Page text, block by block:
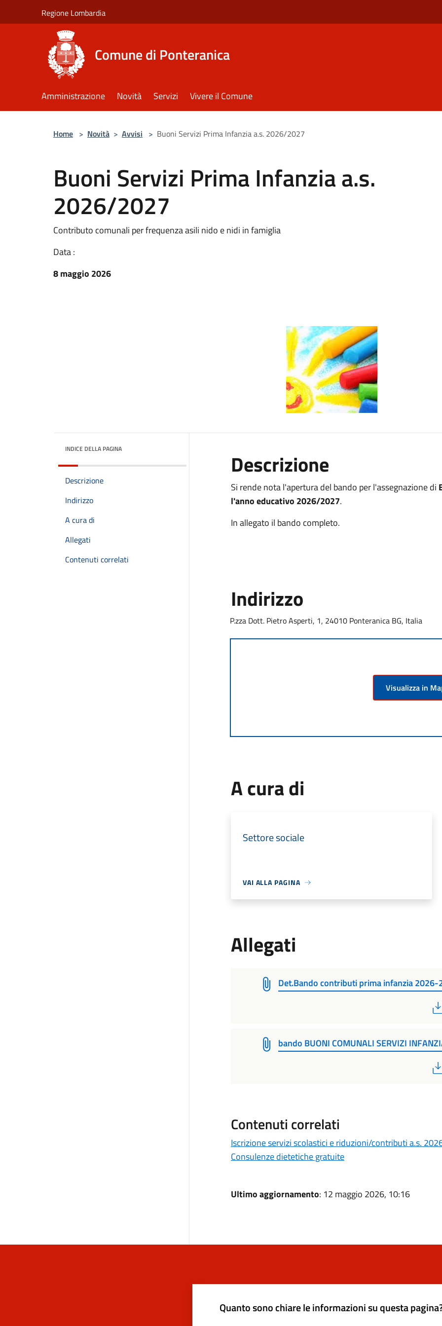
Regione Lombardia
Comune di Ponteranica
Amministrazione Novità Servizi Vivere il Comune
Home > Novità > Avvisi > Buoni Servizi Prima Infanzia a.s. 2026/2027
Buoni Servizi Prima Infanzia a.s.
2026/2027
Contributo comunali per frequenza asili nido e nidi in famiglia
Data :
8 maggio 2026
INDICE DELLA PAGINA
Descrizione
Indirizzo
A cura di
Allegati
Contenuti correlati
Descrizione
Si rende nota l'apertura del bando per l'assegnazione di
l'anno educativo 2026/2027.
In allegato il bando completo.
Indirizzo
P.zza Dott. Pietro Asperti, 1, 24010 Ponteranica BG, Italia
Visualizza in
A cura di
Settore sociale
VAI ALLA PAGINA
Allegati
Det.Bando contributi prima infanzia 2026-
bando BUONI COMUNALI SERVIZI
Contenuti correlati
Iscrizione servizi scolastici e riduzioni/contributi a.s.
Consulenze dietetiche gratuite
Ultimo aggiornamento: 12 maggio 2026, 10:16
Quanto sono chiare le informazioni su questa